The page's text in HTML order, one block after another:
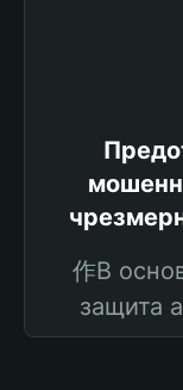
作В
защита